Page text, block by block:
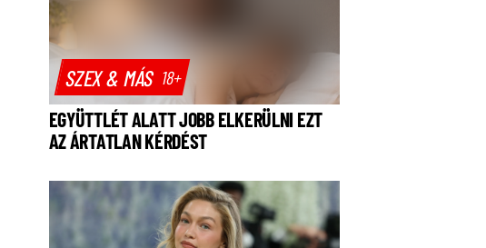
SZEX & MÁS 18+
EGYÜTTLÉT ALATT JOBB ELKERÜLNI EZT
AZ ÁRTATLAN KÉRDÉST